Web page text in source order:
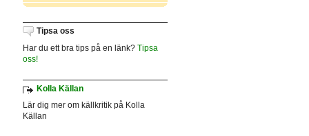
Tipsa oss
Har du ett bra tips på en länk? Tipsa
oss!
Kolla Källan
Lär dig mer om källkritik på Kolla
Källan